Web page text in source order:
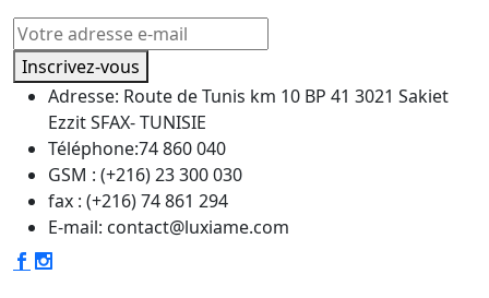
Inscrivez-vous
Adresse: Route de Tunis km 10 BP 41 3021 Sakiet
Ezzit SFAX- TUNISIE
Téléphone:74 860 040
GSM : (+216) 23 300 030
fax : (+216) 74 861 294
E-mail: contact@luxiame.com